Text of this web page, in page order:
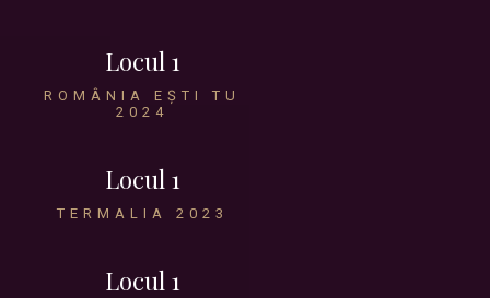
Locul 1
ROMÂNIA EȘTI TU
2024
Locul 1
TERMALIA 2023
Locul 1